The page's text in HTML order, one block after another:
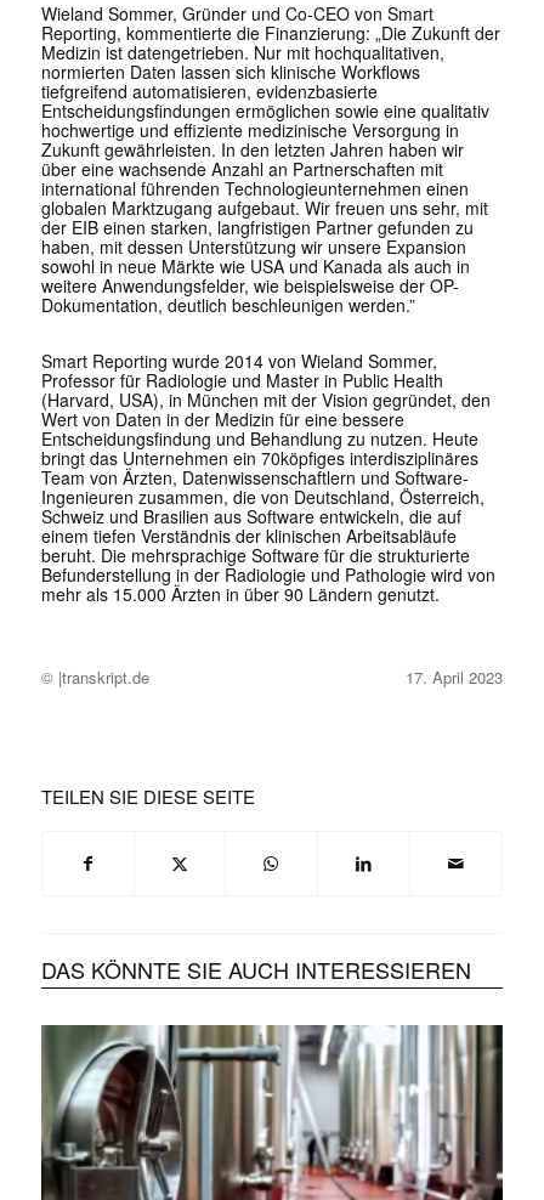
Wieland Sommer, Gründer und Co-CEO von Smart
Reporting, kommentierte die Finanzierung: „Die Zukunft der
Medizin ist datengetrieben. Nur mit hochqualitativen,
normierten Daten lassen sich klinische Workflows
tiefgreifend automatisieren, evidenzbasierte
Entscheidungsfindungen ermöglichen sowie eine qualitativ
hochwertige und effiziente medizinische Versorgung in
Zukunft gewährleisten. In den letzten Jahren haben wir
über eine wachsende Anzahl an Partnerschaften mit
international führenden Technologieunternehmen einen
globalen Marktzugang aufgebaut. Wir freuen uns sehr, mit
der EIB einen starken, langfristigen Partner gefunden zu
haben, mit dessen Unterstützung wir unsere Expansion
sowohl in neue Märkte wie USA und Kanada als auch in
weitere Anwendungsfelder, wie beispielsweise der OP-
Dokumentation, deutlich beschleunigen werden.”
Smart Reporting wurde 2014 von Wieland Sommer,
Professor für Radiologie und Master in Public Health
(Harvard, USA), in München mit der Vision gegründet, den
Wert von Daten in der Medizin für eine bessere
Entscheidungsfindung und Behandlung zu nutzen. Heute
bringt das Unternehmen ein 70köpfiges interdisziplinäres
Team von Ärzten, Datenwissenschaftlern und Software-
Ingenieuren zusammen, die von Deutschland, Österreich,
Schweiz und Brasilien aus Software entwickeln, die auf
einem tiefen Verständnis der klinischen Arbeitsabläufe
beruht. Die mehrsprachige Software für die strukturierte
Befunderstellung in der Radiologie und Pathologie wird von
mehr als 15.000 Ärzten in über 90 Ländern genutzt.
© |transkript.de 17. April 2023
TEILEN SIE DIESE SEITE
DAS KÖNNTE SIE AUCH INTERESSIEREN